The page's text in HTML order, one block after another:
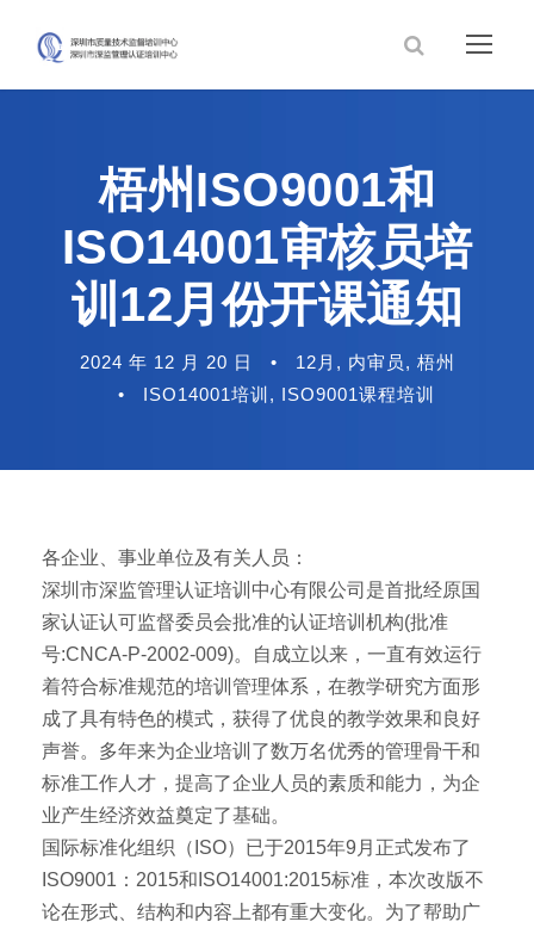
梧州ISO9001和
ISO14001审核员培
训12月份开课通知
2024 年 12 月 20 日 • 12月 , 内审员, 梧州
•
ISO14001培训 , ISO9001课程培训
各企业、事业单位及有关人员：
深圳市深监管理认证培训中心有限公司是首批经原国
家认证认可监督委员会批准的认证培训机构(批准
号:CNCA-P-2002-009)。自成立以来，一直有效运行
着符合标准规范的培训管理体系，在教学研究方面形
成了具有特色的模式，获得了优良的教学效果和良好
声誉。多年来为企业培训了数万名优秀的管理骨干和
标准工作人才，提高了企业人员的素质和能力，为企
业产生经济效益奠定了基础。
国际标准化组织（ISO）已于2015年9月正式发布了
ISO9001：2015和ISO14001:2015标准，本次改版不
论在形式、结构和内容上都有重大变化。为了帮助广